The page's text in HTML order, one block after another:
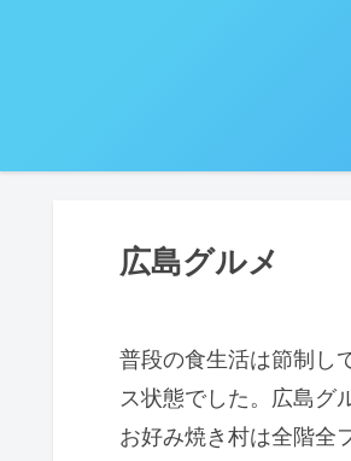
広島グルメ
普段の食生活は節制し
ス状態でした。広島グ
お好み焼き村は全階全